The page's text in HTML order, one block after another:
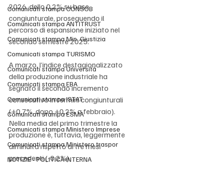
Comunicati stampa CONSOB
Comunicati stampa ANTITRUST
Comunicati stampa Min. Giustizia
Comunicati stampa TURISMO
Comunicati stampa Università
Comunicati stampa EBA
Comunicati stampa ISTAT
Comunicati stampa ESMA
Comunicati stampa Ministero Imprese
Comunicati stampa Ministero traspor
NOTIZIE - POLITICA INTERNA
2026, dello 0,2% su base
congiunturale, proseguendo il
percorso di espansione iniziato nel
secondo semestre 2025.
A marzo, l’indice destagionalizzato
della produzione industriale ha
segnato il secondo incremento
consecutivo in termini congiunturali
(+0,7%, dopo +0,2% a febbraio).
Nella media del primo trimestre la
produzione è, tuttavia, leggermente
diminuita rispetto ai tre mesi
precedenti (-0,2%).